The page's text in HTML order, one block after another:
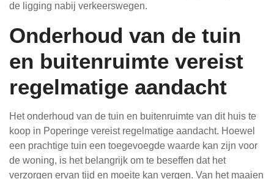
de ligging nabij verkeerswegen.
Onderhoud van de tuin
en buitenruimte vereist
regelmatige aandacht
Het onderhoud van de tuin en buitenruimte van dit huis te
koop in Poperinge vereist regelmatige aandacht. Hoewel
een prachtige tuin een toegevoegde waarde kan zijn voor
de woning, is het belangrijk om te beseffen dat het
verzorgen ervan tijd en moeite kan vergen. Van het maaien